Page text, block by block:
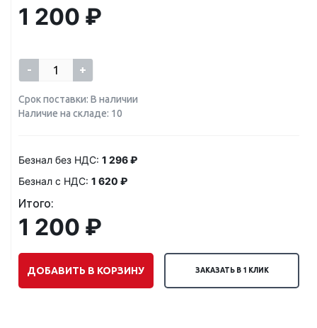
1 200 ₽
- +
Срок поставки: В наличии
Наличие на складе: 10
Безнал без НДС: 1 296 ₽
Безнал с НДС: 1 620 ₽
Итого:
1 200 ₽
ДОБАВИТЬ В КОРЗИНУ ЗАКАЗАТЬ В 1 КЛИК